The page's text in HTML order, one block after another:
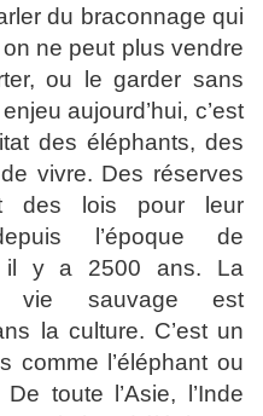
du braconnage qui
ne peut plus vendre
ou le garder sans
aujourd’hui, c’est
des éléphants, des
vivre. Des réserves
des lois pour leur
l’époque de
il y a 2500 ans. La
vie sauvage est
la culture. C’est un
comme l’éléphant ou
toute l’Asie, l’Inde